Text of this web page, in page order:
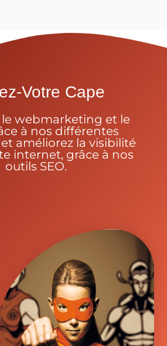
Votre Cape
webmarketing et le
à nos différentes
améliorez la visibilité
internet, grâce à nos
outils SEO.